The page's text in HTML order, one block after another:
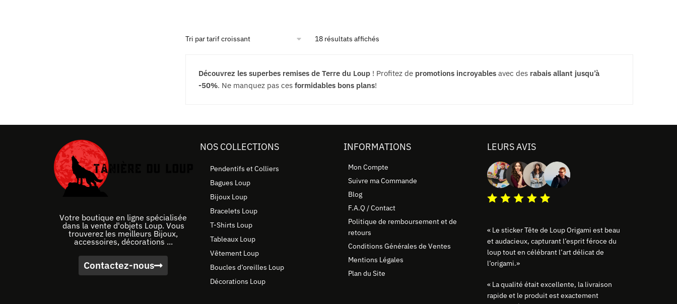
18 résultats affichés
Découvrez les superbes remises de Terre du Loup ! Profitez de promotions incroyablesavec des rabais allant jusqu’à
-50%. Ne manquez pas ces formidables bons plans!
Votre boutique en ligne spécialisée
dans la vente d'objets Loup. Vous
trouverez les meilleurs Bijoux,
accessoires, décorations ...
Contactez-nous
NOS COLLECTIONS
Pendentifs et Colliers
Bagues Loup
Bijoux Loup
Bracelets Loup
T-Shirts Loup
Tableaux Loup
Vêtement Loup
Boucles d’oreilles Loup
Décorations Loup
INFORMATIONS
Mon Compte
Suivre ma Commande
Blog
F.A.Q / Contact
Politique de remboursement et de
retours
Conditions Générales de Ventes
Mentions Légales
Plan du Site
LEURS AVIS
« Le sticker Tête de Loup Origami est beau
et audacieux, capturant l’esprit féroce du
loup tout en célébrant l’art délicat de
l’origami.»
« La qualité était excellente, la livraison
rapide et le produit est exactement